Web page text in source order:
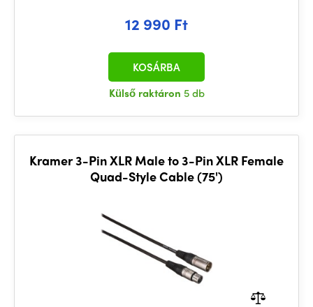
12 990 Ft
Külső raktáron 5 db
KOSÁRBA
Kramer 3-Pin XLR Male to 3-Pin XLR Female
Quad-Style Cable (75')